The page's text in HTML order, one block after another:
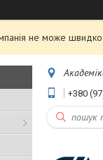
не може
+380